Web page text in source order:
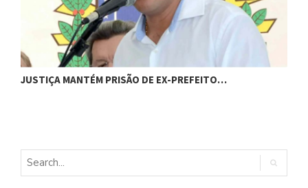
JUSTIÇA MANTÉM PRISÃO DE EX-PREFEITO…